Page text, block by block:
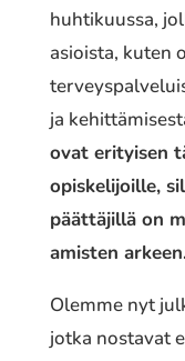
huhtikuussa,
asioista, kuten
ja
ovat erityisen
opiskelijoille,
päättäjillä on
amisten
Olemme nyt
jotka nostavat